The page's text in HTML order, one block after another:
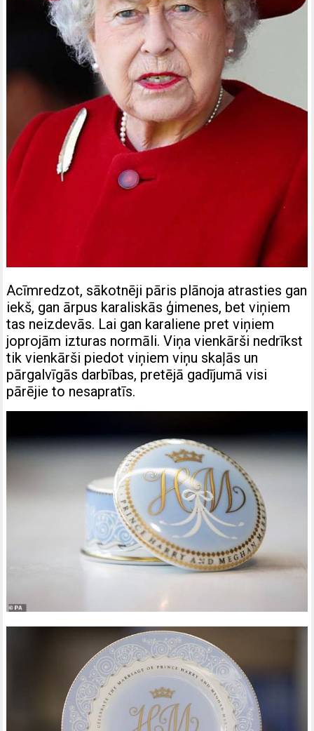
Acīmredzot, sākotnēji pāris plānoja atrasties gan
iekš, gan ārpus karaliskās ģimenes, bet viņiem
tas neizdevās. Lai gan karaliene pret viņiem
joprojām izturas normāli. Viņa vienkārši nedrīkst
tik vienkārši piedot viņiem viņu skaļās un
pārgalvīgās darbības, pretējā gadījumā visi
pārējie to nesapratīs.